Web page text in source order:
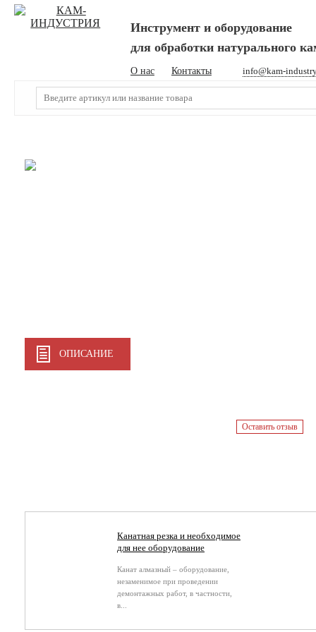
Инструмент и оборудование
для обработки натурального
О нас Контакты info@kam-
ОПИСАНИЕ
Оставить отзыв
Канатная резка и необходимое
для нее оборудование
Канат алмазный – оборудование,
незаменимое при проведении
демонтажных работ, в частности,
в...